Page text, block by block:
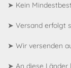
➤ Kein
➤ Versand erfolgt
➤ Wir versenden
➤ An diese Länder